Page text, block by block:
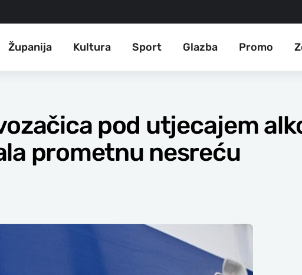
Županija Kultura Sport Glazba Promo
pod utjecajem
prometnu nesreću